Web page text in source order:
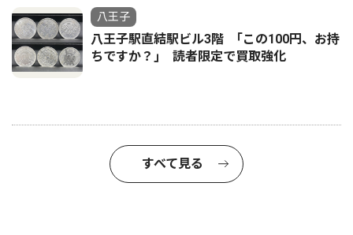
八王子
八王子駅直結駅ビル3階 ｢この100円、お持
ちですか？｣ 読者限定で買取強化
すべて見る